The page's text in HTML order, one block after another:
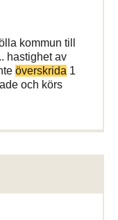
kommun till
hastighet av
överskrida 1
och körs